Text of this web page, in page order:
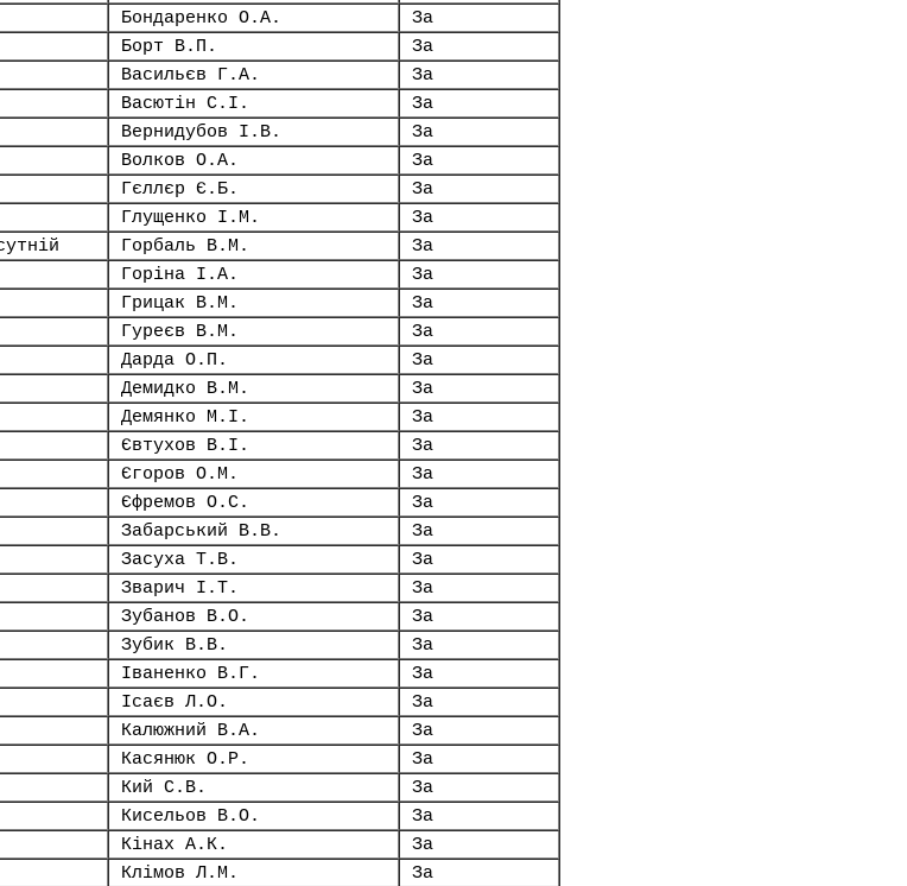
Бондаренко О.А.
За
Борт В.П.
За
Васильєв Г.А.
За
Васютін С.І.
За
Вернидубов І.В.
За
Волков О.А.
За
Гєллєр Є.Б.
За
Глущенко І.М.
За
Горбаль В.М.
За
Горіна І.А.
За
Грицак В.М.
За
Гуреєв В.М.
За
Дарда О.П.
За
Демидко В.М.
За
Демянко М.І.
За
Євтухов В.І.
За
Єгоров О.М.
За
Єфремов О.С.
За
Забарський В.В.
За
Засуха Т.В.
За
Зварич І.Т.
За
Зубанов В.О.
За
Зубик В.В.
За
Іваненко В.Г.
За
Ісаєв Л.О.
За
Калюжний В.А.
За
Касянюк О.Р.
За
Кий С.В.
За
Кисельов В.О.
За
Кінах А.К.
За
Клімов Л.М.
За